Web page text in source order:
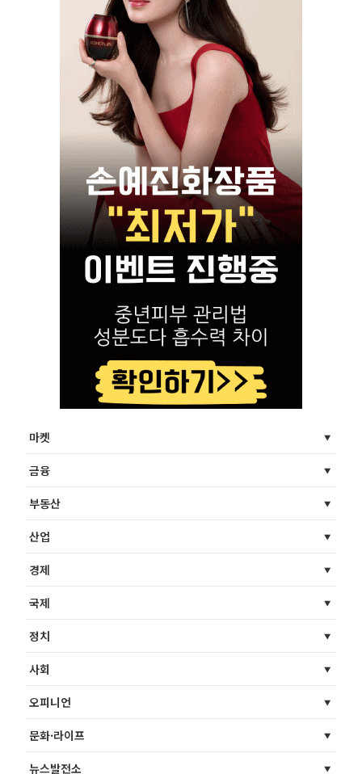
마켓
금융
부동산
산업
경제
국제
정치
사회
오피니언
문화·라이프
뉴스발전소